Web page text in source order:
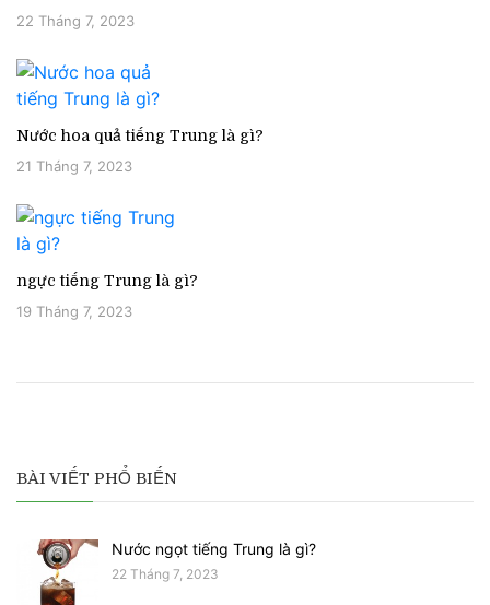
22 Tháng 7, 2023
Nước hoa quả tiếng Trung là gì?
21 Tháng 7, 2023
ngực tiếng Trung là gì?
19 Tháng 7, 2023
BÀI VIẾT PHỔ BIẾN
Nước ngọt tiếng Trung là gì?
22 Tháng 7, 2023